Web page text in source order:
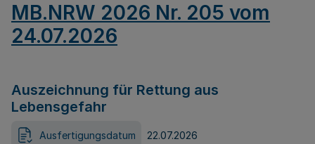
MB.NRW 2026 Nr. 205 vom
24.07.2026
Auszeichnung für Rettung aus
Lebensgefahr
Ausfertigungsdatum 22.07.2026